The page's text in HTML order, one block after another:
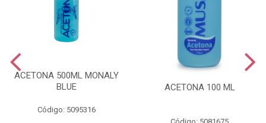
ACETONA 500ML MONALY
BLUE
Código: 5095316
ACETONA 100 ML